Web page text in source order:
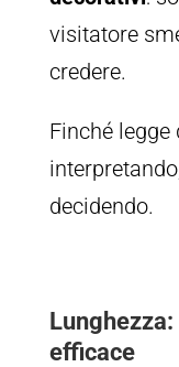
visitatore
credere.
Finché
decidendo.
efficace